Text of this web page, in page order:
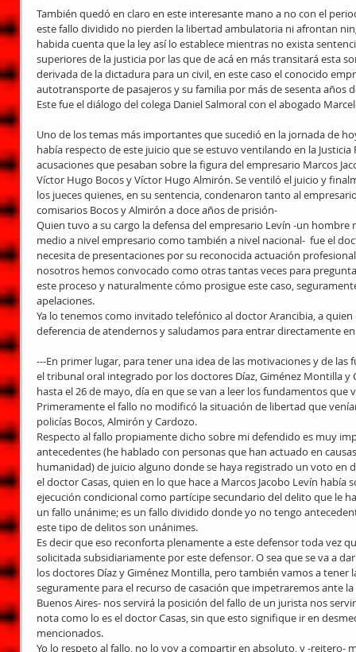
También quedó en claro en este interesante mano a no con el
este fallo dividido no pierden la libertad ambulatoria ni afrontan
habida cuenta que la ley así lo establece mientras no exista
superiores de la justicia por las que de acá en más transitará esta
derivada de la dictadura para un civil, en este caso el conocido
autotransporte de pasajeros y su familia por más de sesenta años
Este fue el diálogo del colega Daniel Salmoral con el abogado
Uno de los temas más importantes que sucedió en la jornada de
había respecto de este juicio que se estuvo ventilando en la Justicia
acusaciones que pesaban sobre la figura del empresario Marcos
Víctor Hugo Bocos y Víctor Hugo Almirón. Se ventiló el juicio y
los jueces quienes, en su sentencia, condenaron tanto al
comisarios Bocos y Almirón a doce años de prisión-
Quien tuvo a su cargo la defensa del empresario Levín -un
medio a nivel empresario como también a nivel nacional-  fue el
necesita de presentaciones por su reconocida actuación
nosotros hemos convocado como otras tantas veces para
este proceso y naturalmente cómo prosigue este caso,
apelaciones.
Ya lo tenemos como invitado telefónico al doctor Arancibia, a
deferencia de atendernos y saludamos para entrar directamente
---En primer lugar, para tener una idea de las motivaciones y de
el tribunal oral integrado por los doctores Díaz, Giménez Montilla y
hasta el 26 de mayo, día en que se van a leer los fundamentos que
Primeramente el fallo no modificó la situación de libertad que
policías Bocos, Almirón y Cardozo.
Respecto al fallo propiamente dicho sobre mi defendido es muy
antecedentes (he hablado con personas que han actuado en
humanidad) de juicio alguno donde se haya registrado un voto en
el doctor Casas, quien en lo que hace a Marcos Jacobo Levín
ejecución condicional como partícipe secundario del delito que le
un fallo unánime; es un fallo dividido donde yo no tengo
este tipo de delitos son unánimes.
Es decir que eso reconforta plenamente a este defensor toda vez
solicitada subsidiariamente por este defensor. O sea que se va a
los doctores Díaz y Giménez Montilla, pero también vamos a
seguramente para el recurso de casación que impetraremos ante
Buenos Aires- nos servirá la posición del fallo de un jurista nos
nota como lo es el doctor Casas, sin que esto signifique ir en
mencionados.
Yo lo respeto al fallo, no lo voy a compartir en absoluto, y -reitero-